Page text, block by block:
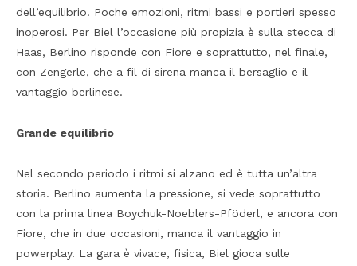
dell’equilibrio. Poche emozioni, ritmi bassi e portieri spesso
inoperosi. Per Biel l’occasione più propizia è sulla stecca di
Haas, Berlino risponde con Fiore e soprattutto, nel finale,
con Zengerle, che a fil di sirena manca il bersaglio e il
vantaggio berlinese.
Grande equilibrio
Nel secondo periodo i ritmi si alzano ed è tutta un’altra
storia. Berlino aumenta la pressione, si vede soprattutto
con la prima linea Boychuk-Noeblers-Pföderl, e ancora con
Fiore, che in due occasioni, manca il vantaggio in
powerplay. La gara è vivace, fisica, Biel gioca sulle